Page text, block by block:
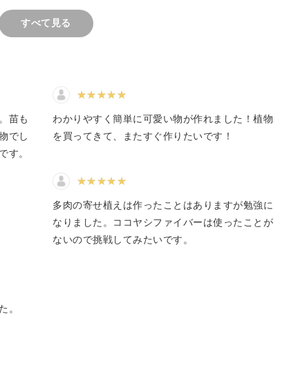
配置するコツなど、初心者さんでも可愛く寄せ植
押さえ方など、初心者さんにはわかりにくいポイ
すべて見る
苗も
でし
す。
わかりやすく簡単に可愛い物が作れました！植物
を買ってきて、またすぐ作りたいです！
多肉の寄せ植えは作ったことはありますが勉強に
なりました。ココヤシファイバーは使ったことが
ないので挑戦してみたいです。
。